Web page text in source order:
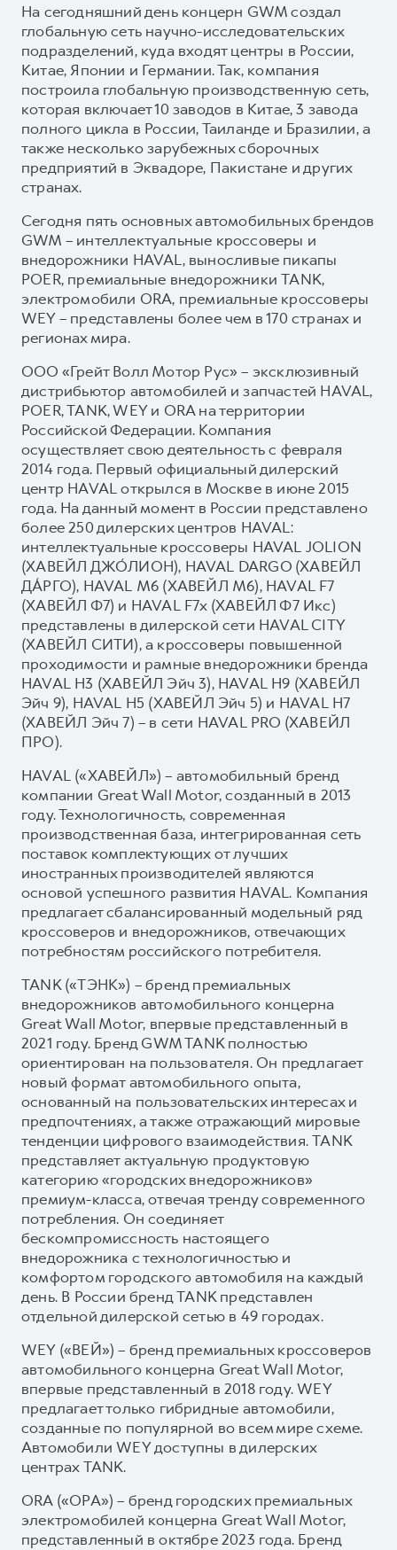
На сегодняшний день концерн GWM создал
глобальную сеть научно-исследовательских
подразделений, куда входят центры в России,
Китае, Японии и Германии. Так, компания
построила глобальную производственную сеть,
которая включает 10 заводов в Китае, 3 завода
полного цикла в России, Таиланде и Бразилии, а
также несколько зарубежных сборочных
предприятий в Эквадоре, Пакистане и других
странах.
Сегодня пять основных автомобильных брендов
GWM – интеллектуальные кроссоверы и
внедорожники HAVAL, выносливые пикапы
POER, премиальные внедорожники TANK,
электромобили ORA, премиальные кроссоверы
WEY – представлены более чем в 170 странах и
регионах мира.
ООО «Грейт Волл Мотор Рус» – эксклюзивный
дистрибьютор автомобилей и запчастей HAVAL,
POER, TANK, WEY и ORA на территории
Российской Федерации. Компания
осуществляет свою деятельность с февраля
2014 года. Первый официальный дилерский
центр HAVAL открылся в Москве в июне 2015
года. На данный момент в России представлено
более 250 дилерских центров HAVAL:
интеллектуальные кроссоверы HAVAL JOLION
(ХАВЕЙЛ ДЖО́ЛИОН), HAVAL DARGO (ХАВЕЙЛ
ДА́РГО), HAVAL М6 (ХАВЕЙЛ M6), HAVAL F7
(ХАВЕЙЛ Ф7) и HAVAL F7x (ХАВЕЙЛ Ф7 Икс)
представлены в дилерской сети HAVAL CITY
(ХАВЕЙЛ СИТИ), а кроссоверы повышенной
проходимости и рамные внедорожники бренда
HAVAL H3 (ХАВЕЙЛ Эйч 3), HAVAL H9 (ХАВЕЙЛ
Эйч 9), HAVAL H5 (ХАВЕЙЛ Эйч 5) и HAVAL H7
(ХАВЕЙЛ Эйч 7) – в сети HAVAL PRO (ХАВЕЙЛ
ПРО).
HAVAL («ХАВЕЙЛ») – автомобильный бренд
компании Great Wall Motor, созданный в 2013
году. Технологичность, современная
производственная база, интегрированная сеть
поставок комплектующих от лучших
иностранных производителей являются
основой успешного развития HAVAL. Компания
предлагает сбалансированный модельный ряд
кроссоверов и внедорожников, отвечающих
потребностям российского потребителя.
TANK («ТЭНК») – бренд премиальных
внедорожников автомобильного концерна
Great Wall Motor, впервые представленный в
2021 году. Бренд GWM TANK полностью
ориентирован на пользователя. Он предлагает
новый формат автомобильного опыта,
основанный на пользовательских интересах и
предпочтениях, а также отражающий мировые
тенденции цифрового взаимодействия. TANK
представляет актуальную продуктовую
категорию «городских внедорожников»
премиум-класса, отвечая тренду современного
потребления. Он соединяет
бескомпромиссность настоящего
внедорожника с технологичностью и
комфортом городского автомобиля на каждый
день. В России бренд TANK представлен
отдельной дилерской сетью в 49 городах.
WEY («ВЕЙ») – бренд премиальных кроссоверов
автомобильного концерна Great Wall Motor,
впервые представленный в 2018 году. WEY
предлагает только гибридные автомобили,
созданные по популярной во всем мире схеме.
Автомобили WEY доступны в дилерских
центрах TANK.
ORA («ОРА») – бренд городских премиальных
электромобилей концерна Great Wall Motor,
представленный в октябре 2023 года. Бренд